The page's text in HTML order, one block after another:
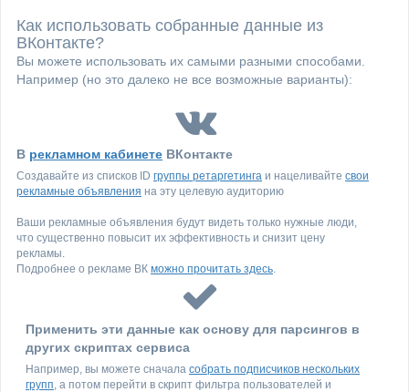
Как использовать собранные данные из
ВКонтакте?
Вы можете использовать их самыми разными способами.
Например (но это далеко не все возможные варианты):
В рекламном кабинете ВКонтакте
Создавайте из списков ID группы ретаргетинга и нацеливайте свои
рекламные объявления на эту целевую аудиторию
Ваши рекламные объявления будут видеть только нужные люди,
что существенно повысит их эффективность и снизит цену
рекламы.
Подробнее о рекламе ВК можно прочитать здесь.
Применить эти данные как основу для парсингов в
других скриптах сервиса
Например, вы можете сначала собрать подписчиков нескольких
групп, а потом перейти в скрипт фильтра пользователей и